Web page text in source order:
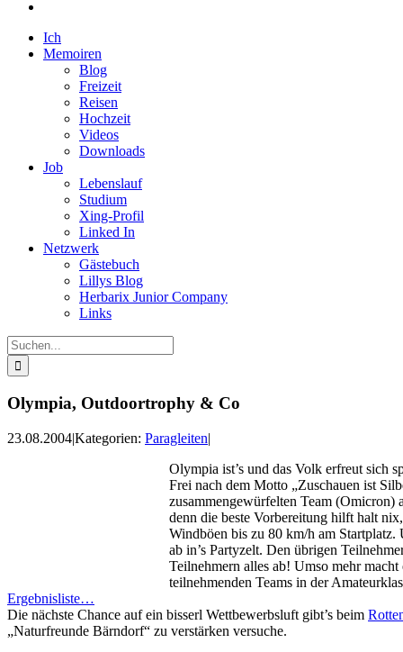
Ich
Memoiren
Blog
Freizeit
Reisen
Hochzeit
Videos
Downloads
Job
Lebenslauf
Studium
Xing-Profil
Linked In
Netzwerk
Gästebuch
Lillys Blog
Herbarix Junior Company
Links
Suche
nach:
Olympia, Outdoortrophy & Co
23.08.2004|Kategorien: Paragleiten|
Olympia ist’s und das Volk erfreut sich
Frei nach dem Motto „Zuschauen ist
zusammengewürfelten Team (Omicron)
denn die beste Vorbereitung hilft halt
Windböen bis zu 80 km/h am
ab in’s Partyzelt. Den übrigen
Teilnehmern alles ab! Umso mehr
teilnehmenden Teams in der
Ergebnisliste…
Die nächste Chance auf ein bisserl Wettbewerbsluft gibt’s beim
„Naturfreunde Bärndorf“ zu verstärken versuche.